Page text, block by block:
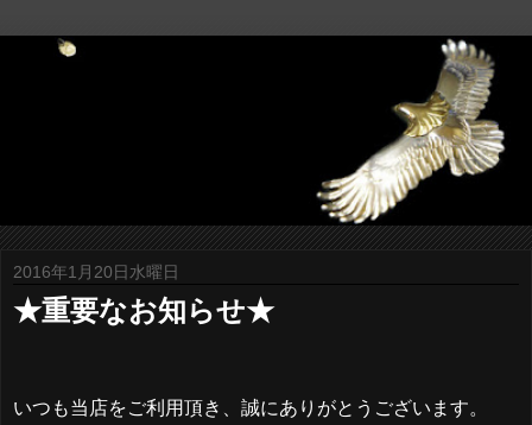
2016年1月20日水曜日
★重要なお知らせ★
いつも当店をご利用頂き、誠にありがとうございます。